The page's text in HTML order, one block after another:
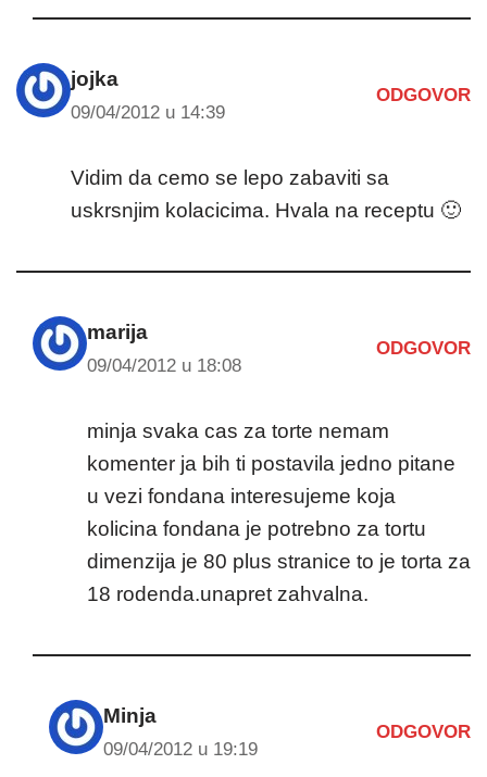
jojka
09/04/2012 u 14:39
ODGOVOR
Vidim da cemo se lepo zabaviti sa
uskrsnjim kolacicima. Hvala na receptu 🙂
marija
09/04/2012 u 18:08
ODGOVOR
minja svaka cas za torte nemam
komenter ja bih ti postavila jedno pitane
u vezi fondana interesujeme koja
kolicina fondana je potrebno za tortu
dimenzija je 80 plus stranice to je torta za
18 rodenda.unapret zahvalna.
Minja
09/04/2012 u 19:19
ODGOVOR